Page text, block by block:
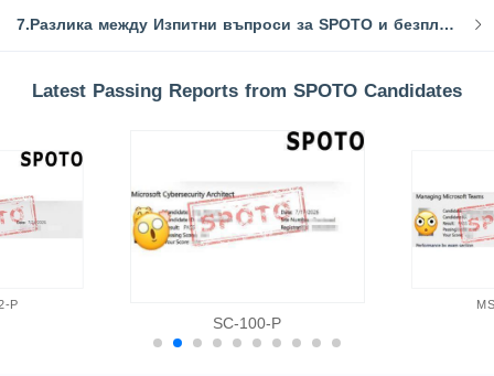
7.Разлика между Изпитни въпроси за SPOTO и безплатните Изпитни въпроси за AZ-104
Latest Passing Reports from SPOTO Candidates
P
SC-100-P